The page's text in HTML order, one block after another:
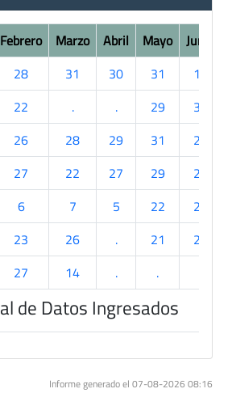
Febrero Marzo Abril Mayo Junio
28 31 30 31
19
22 . . 29
30
26 28 29 31
21
27 22 27 29
24
6 7 5 22
22
23 26 . 21
26
27 14 . .
de Datos Ingresados
Informe generado el 07-08-2026 08:16